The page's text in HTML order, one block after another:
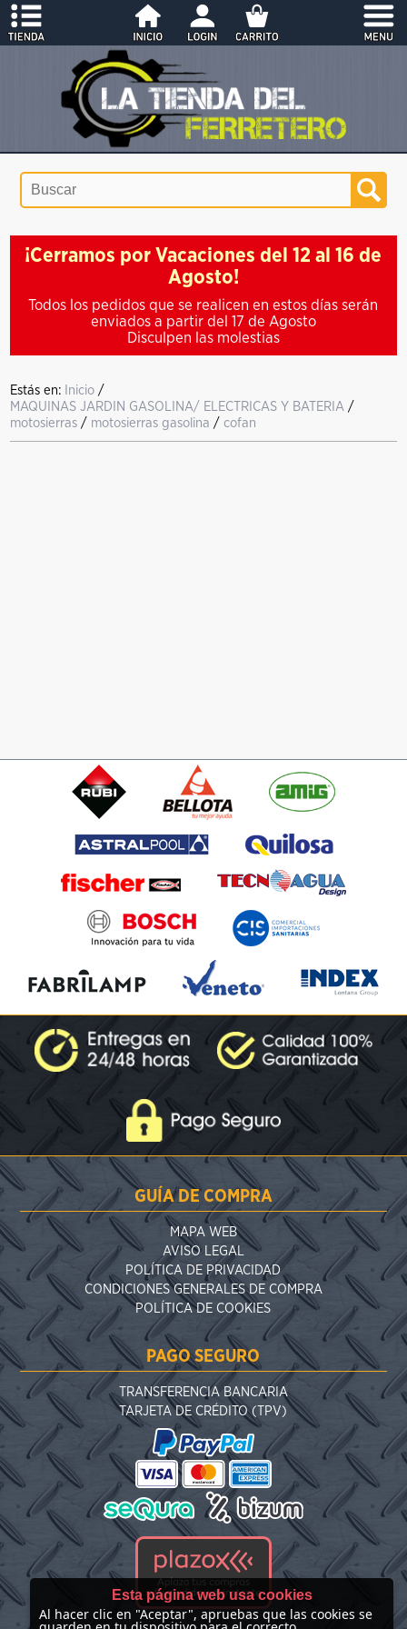
¡Cerramos por Vacaciones del 12 al 16 de
Agosto!
Todos los pedidos que se realicen en estos días serán
enviados a partir del 17 de Agosto
Disculpen las molestias
Estás en: Inicio /
MAQUINAS JARDIN GASOLINA/ ELECTRICAS Y BATERIA /
motosierras / motosierras gasolina /cofan
GUÍA DE COMPRA
MAPA WEB
AVISO LEGAL
POLÍTICA DE PRIVACIDAD
CONDICIONES GENERALES DE COMPRA
POLÍTICA DE COOKIES
PAGO SEGURO
TRANSFERENCIA BANCARIA
TARJETA DE CRÉDITO (TPV)
Esta página web usa cookies
Al hacer clic en "Aceptar", apruebas que las cookies se